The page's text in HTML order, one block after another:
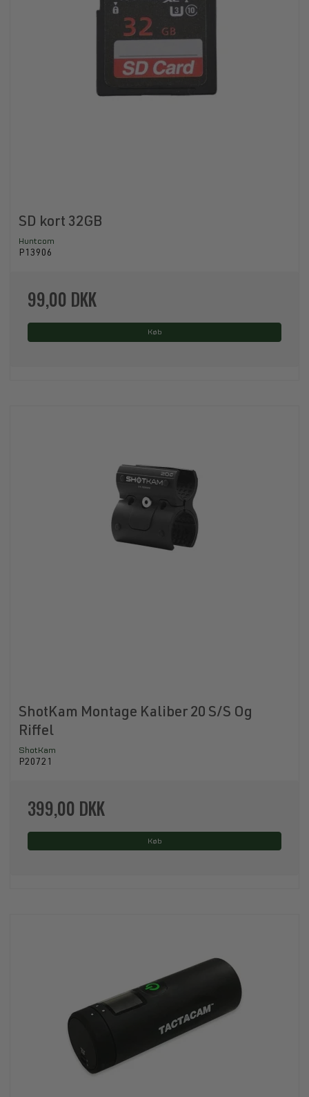
SD kort 32GB
Huntcom
P13906
99,00 DKK
Køb
ShotKam Montage Kaliber 20 S/S Og
Riffel
ShotKam
P20721
399,00 DKK
Køb